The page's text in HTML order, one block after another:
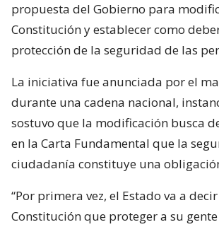
propuesta del Gobierno para
Constitución y establecer como
protección de la seguridad de las
La iniciativa fue anunciada por el
durante una cadena nacional,
sostuvo que la modificación busca
en la Carta Fundamental que la
ciudadanía constituye una
“Por primera vez, el Estado va a
Constitución que proteger a su